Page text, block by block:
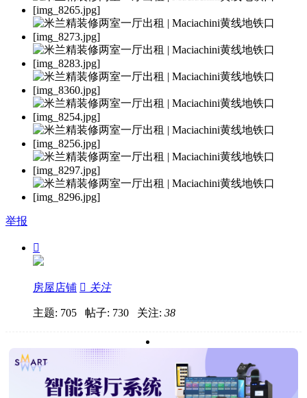
举报

房屋店铺  关注
主题: 705 帖子: 730 关注: 38